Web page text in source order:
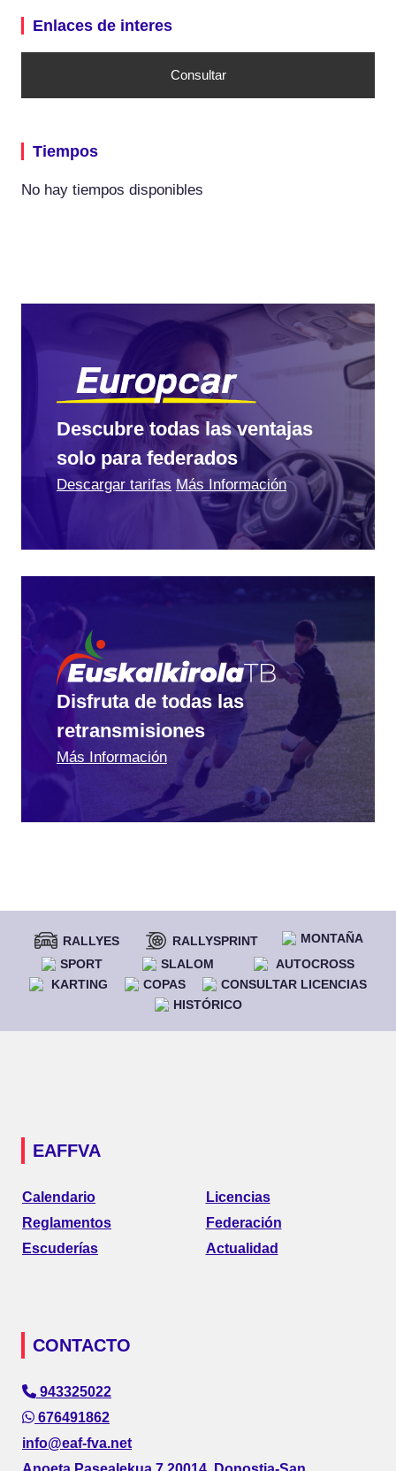
Enlaces de interes
Consultar
Tiempos
No hay tiempos disponibles
Descubre todas las ventajas
solo para federados
Descargar tarifas Más Información
Disfruta de todas las
retransmisiones
Más Información
RALLYES RALLYSPRINT
MONTAÑA
SPORT
SLALOM
AUTOCROSS
KARTING
COPAS
CONSULTAR LICENCIAS
HISTÓRICO
EAFFVA
Calendario
Reglamentos
Escuderías
Licencias
Federación
Actualidad
CONTACTO
943325022
676491862
info@eaf-fva.net